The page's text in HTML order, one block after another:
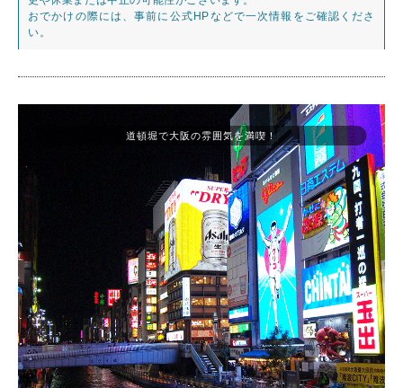
おでかけの際には、事前に公式HPなどで一次情報をご確認くださ
い。
道頓堀で大阪の雰囲気を満喫！